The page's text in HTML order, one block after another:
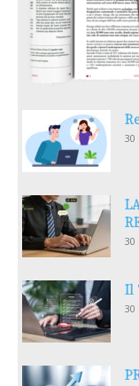
30
30
Il
30